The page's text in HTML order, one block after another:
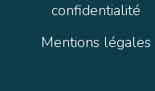
confidentialité
Mentions légales